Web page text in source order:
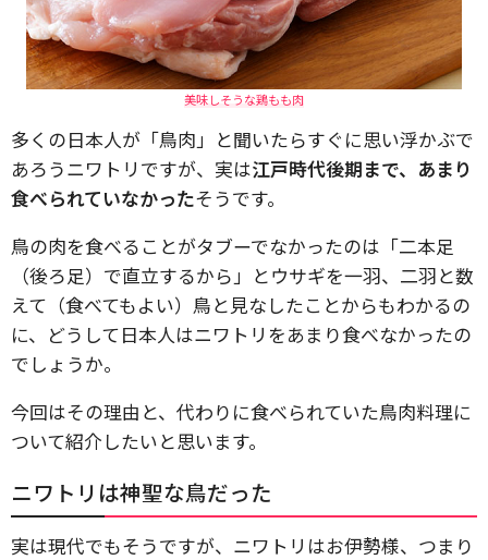
美味しそうな鶏もも肉
多くの日本人が「鳥肉」と聞いたらすぐに思い浮かぶで
あろうニワトリですが、実は江戸時代後期まで、あまり
食べられていなかったそうです。
鳥の肉を食べることがタブーでなかったのは「二本足
（後ろ足）で直立するから」とウサギを一羽、二羽と数
えて（食べてもよい）鳥と見なしたことからもわかるの
に、どうして日本人はニワトリをあまり食べなかったの
でしょうか。
今回はその理由と、代わりに食べられていた鳥肉料理に
ついて紹介したいと思います。
ニワトリは神聖な鳥だった
実は現代でもそうですが、ニワトリはお伊勢様、つまり